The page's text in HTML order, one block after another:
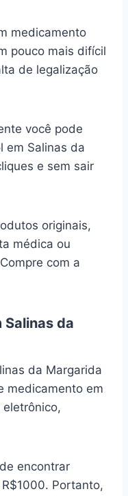
medicamento
pouco mais difícil
de legalização
você pode
em Salinas da
e sem sair
originais,
médica ou
com a
Salinas da
da Margarida
medicamento em
encontrar
Portanto,